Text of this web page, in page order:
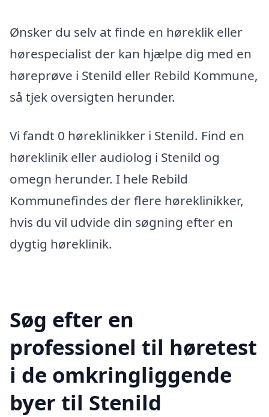
Ønsker du selv at finde en høreklik eller
hørespecialist der kan hjælpe dig med en
høreprøve i Stenild eller Rebild Kommune,
så tjek oversigten herunder.
Vi fandt 0 høreklinikker i Stenild. Find en
høreklinik eller audiolog i Stenild og
omegn herunder. I hele Rebild
Kommunefindes der flere høreklinikker,
hvis du vil udvide din søgning efter en
dygtig høreklinik.
Søg efter en
professionel til høretest
i de omkringliggende
byer til Stenild